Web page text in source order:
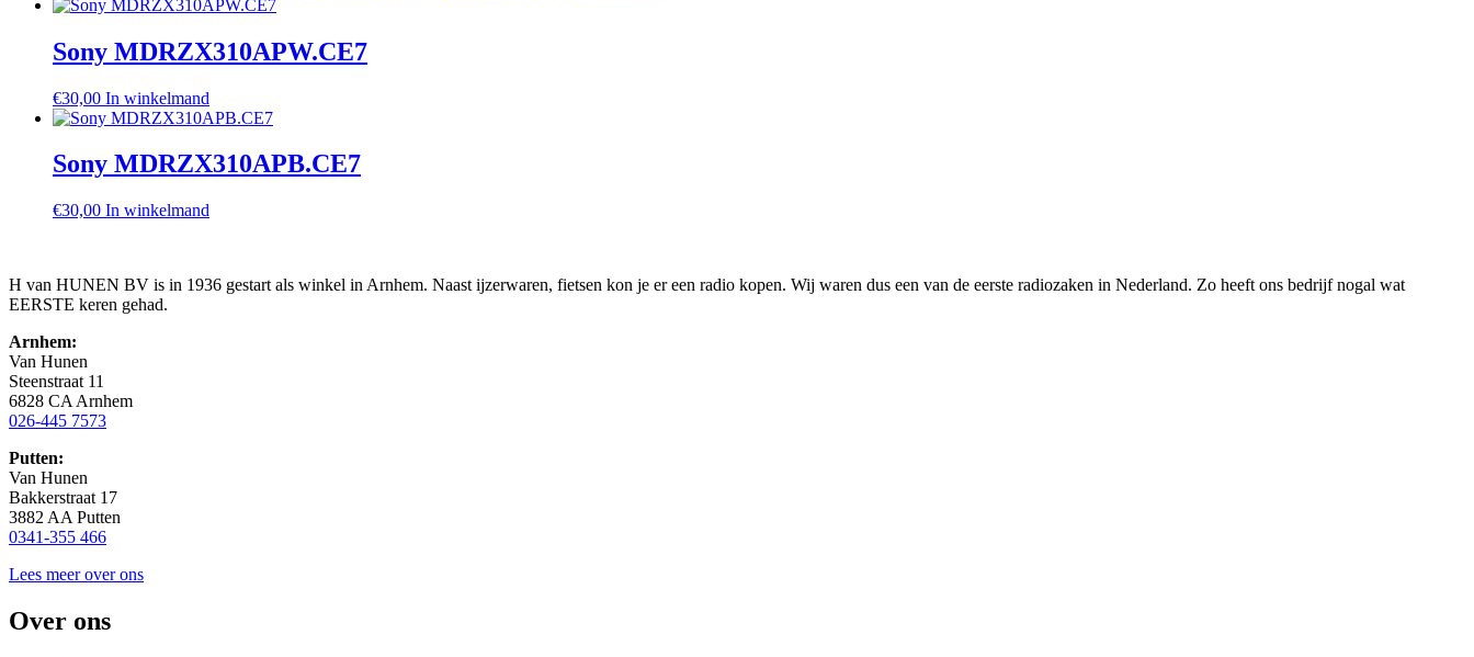
Sony MDRZX310APW.CE7
€30,00 In winkelmand
Sony MDRZX310APB.CE7
€30,00 In winkelmand
H van HUNEN BV is in 1936 gestart als winkel in Arnhem. Naast ijzerwaren, fietsen kon je er een radio kopen. Wij waren dus een van de eerste radiozaken in Nederland. Zo heeft ons bedrijf nogal wat
EERSTE keren gehad.
Arnhem:
Van Hunen
Steenstraat 11
6828 CA Arnhem
026-445 7573
Putten:
Van Hunen
Bakkerstraat 17
3882 AA Putten
0341-355 466
Lees meer over ons
Over ons